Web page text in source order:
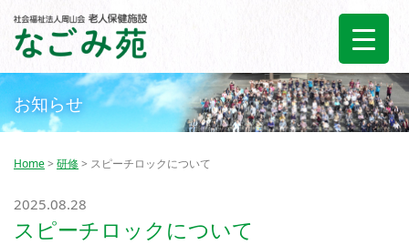
お知らせ
Home> 研修> スピーチロックについて
2025.08.28
スピーチロックについて